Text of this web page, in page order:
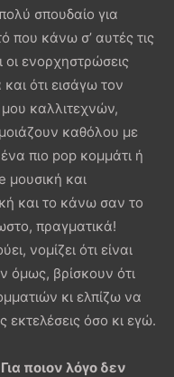
σπουδαίο για
κάνω σ’ αυτές τις
οι ενορχηστρώσεις
ότι εισάγω τον
καλλιτεχνών,
καθόλου με
πιο pop κομμάτι ή
μουσική και
και το κάνω σαν το
πραγματικά!
νομίζει ότι είναι
όμως, βρίσκουν ότι
κι ελπίζω να
εκτελέσεις όσο κι εγώ.
ποιον λόγο δεν